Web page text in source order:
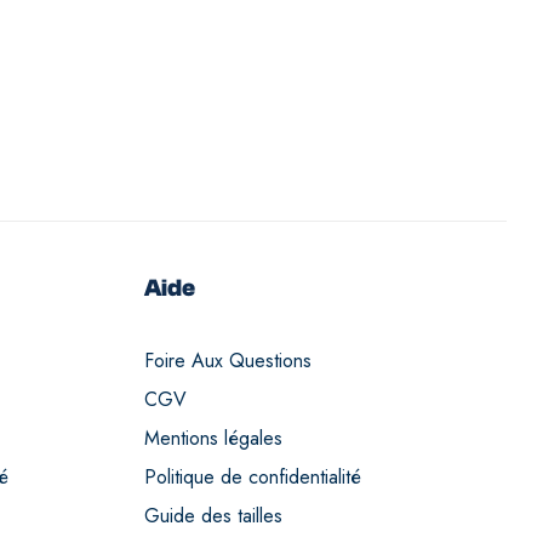
Aide
Foire Aux Questions
CGV
Mentions légales
Politique de confidentialité
Guide des tailles